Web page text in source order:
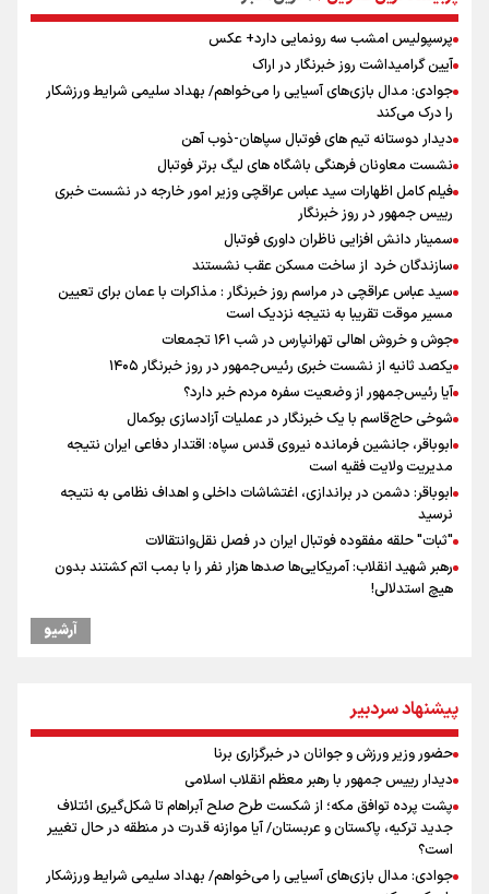
پرسپولیس امشب سه رونمایی دارد+ عکس
آیین گرامیداشت روز خبرنگار در اراک
جوادی: مدال بازی‌های آسیایی را می‌خواهم/ بهداد سلیمی شرایط ورزشکار
را درک می‌کند
دیدار دوستانه تیم های فوتبال سپاهان-ذوب آهن
نشست معاونان فرهنگی باشگاه های لیگ برتر فوتبال
فیلم کامل اظهارات سید عباس عراقچی وزیر امور خارجه در نشست خبری
رییس جمهور در روز خبرنگار
سمینار دانش افزایی ناظران داوری فوتبال
سازندگان خرد از ساخت مسکن عقب نشستند
سید عباس عراقچی در مراسم روز خبرنگار : مذاکرات با عمان برای تعیین
مسیر موقت تقریبا به نتیجه نزدیک است
جوش و خروش اهالی تهرانپارس در شب ۱۶۱ تجمعات
یکصد ثانیه از نشست خبری رئیس‌جمهور در روز خبرنگار ۱۴۰۵
آیا رئیس‌جمهور از وضعیت سفره مردم خبر دارد؟
شوخی حاج‌قاسم با یک خبرنگار در عملیات آزادسازی بوکمال
ابوباقر، جانشین فرمانده نیروی قدس سپاه: اقتدار دفاعی ایران نتیجه
مدیریت ولایت فقیه است
ابوباقر: دشمن در براندازی، اغتشاشات داخلی و اهداف نظامی به نتیجه
نرسید
"ثبات" حلقه مفقوده فوتبال ایران در فصل نقل‌وانتقالات
رهبر شهید انقلاب: آمریکایی‌ها صدها هزار نفر را با بمب اتم کشتند بدون
هیچ استدلالی!
دیدار رییس جمهور با رهبر معظم انقلاب اسلامی
نشست استاندار فارس با خبرنگاران
علی‌نژاد در مراسم انجمن ورزشی نویسان در روز خبرنگار : رسانه‌های خبری
در سال گذشته تا به امروز اتفاقات بزرگی را رقم زدند
پیش‌بینی قیمت طلا، سکه و دلار یکشنبه ۱۸ مرداد / دلار چه نقشه ای برای
بازار دارد؟
آرشیو
پیشنهاد سردبیر
حضور وزیر ورزش و جوانان در خبرگزاری برنا
دیدار رییس جمهور با رهبر معظم انقلاب اسلامی
پشت پرده توافق مکه؛ از شکست طرح صلح آبراهام تا شکل‌گیری ائتلاف
جدید ترکیه، پاکستان و عربستان/ آیا موازنه قدرت در منطقه در حال تغییر
است؟
جوادی: مدال بازی‌های آسیایی را می‌خواهم/ بهداد سلیمی شرایط ورزشکار